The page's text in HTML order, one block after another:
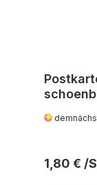
Regulärer
1,80 €